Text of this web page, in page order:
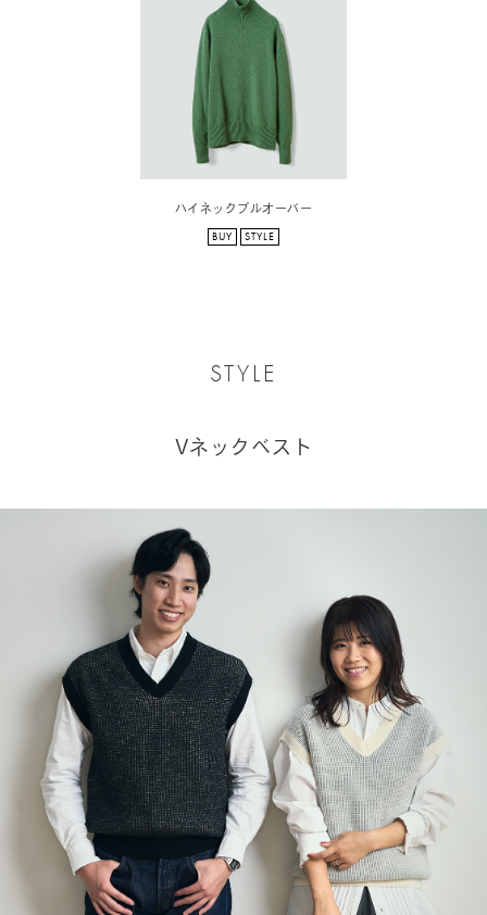
ハイネックプルオーバー
BUY STYLE
STYLE
Vネックベスト